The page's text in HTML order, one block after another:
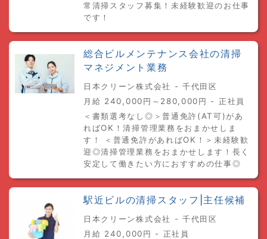
常清掃スタッフ募集！未経験歓迎のお仕事
です！
総合ビルメンテナンス会社の清掃
マネジメント業務
日本クリーン株式会社 - 千代田区
月給 240,000円～280,000円 - 正社員
＜書類選考なし◎＞普通免許(AT可)があ
ればOK！清掃管理業務をおまかせしま
す！ ＜普通免許があればOK！＞未経験歓
迎◎清掃管理業務をおまかせします！長く
安定して働きたい方におすすめの仕事◎
駅近ビルの清掃スタッフ|主任候補
日本クリーン株式会社 - 千代田区
月給 240,000円 - 正社員